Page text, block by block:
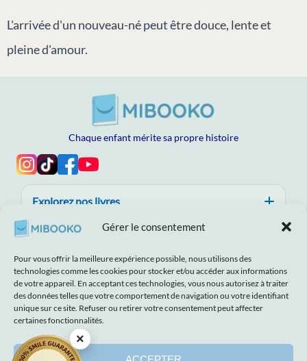
Gérer le consentement
Pour vous offrir la meilleure expérience possible, nous utilisons des
technologies comme les cookies pour stocker et/ou accéder aux informations
de votre appareil. En acceptant ces technologies, vous nous autorisez à traiter
des données telles que votre comportement de navigation ou votre identifiant
unique sur ce site. Refuser ou retirer votre consentement peut affecter
certaines fonctionnalités.
L'arrivée d'un nouveau-né peut être douce, lente et
pleine d'amour.
Chaque enfant mérite sa propre histoire
Explorez nos livres
Aide, confiance et qualité
À propos de MIBOOKO
Avis de non‑responsabilitéImprimerTermes et conditions
Politique de confidentialitéDéclaration de confidentialité
×